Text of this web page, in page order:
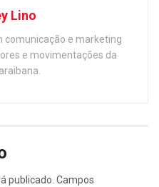
Lino
comunicação e marketing
e movimentações da
publicado. Campos